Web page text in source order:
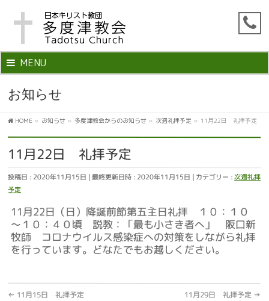
MENU
お知らせ
HOME » お知らせ » 多度津教会からのお知らせ » 次週礼拝予定 » 11月22日 礼拝予定
11月22日 礼拝予定
投稿日 : 2020年11月15日 最終更新日時 : 2020年11月15日 カテゴリー :次週礼拝
予定
11月22日（日）降誕前節第五主日礼拝 １０：１０
～１０：４０頃 説教：「最も小さき者へ」 阪口新
牧師 コロナウイルス感染症への対策をしながら礼拝
を行っています。どなたでもお越しください。
← 11月15日 礼拝予定 11月29日 礼拝予定 →